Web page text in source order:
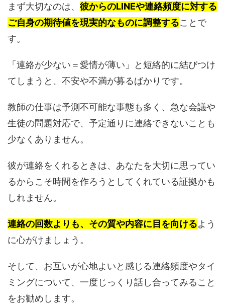
まず大切なのは、 彼からのLINEや連絡頻度に対する
ご自身の期待値を現実的なものに調整することで
す。
「連絡が少ない＝愛情が薄い」と短絡的に結びつけ
てしまうと、不安や不満が募るばかりです。
教師の仕事は予測不可能な事態も多く、急な会議や
生徒の問題対応で、予定通りに連絡できないことも
少なくありません。
彼が連絡をくれるときは、あなたを大切に思ってい
るからこそ時間を作ろうとしてくれている証拠かも
しれません。
連絡の回数よりも、その質や内容に目を向けるよう
に心がけましょう。
そして、お互いが心地よいと感じる連絡頻度やタイ
ミングについて、一度じっくり話し合ってみること
をお勧めします。